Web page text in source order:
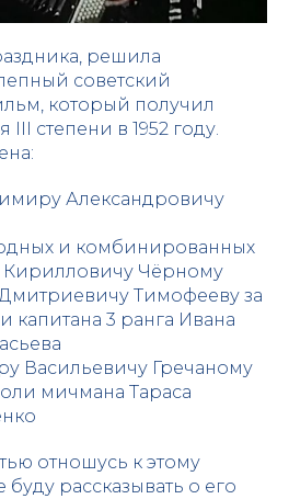
решила
советский
который получил
степени в 1952 году.
Александровичу
и комбинированных
Чёрному
Тимофееву за
капитана 3 ранга Ивана
Васильевичу Гречаному
мичмана Тараса
отношусь к этому
рассказывать о его